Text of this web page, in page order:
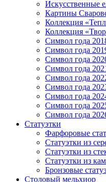
Искусственные
Картины
Коллекция
Коллекция
Символ года
Символ года
Символ года
Символ года
Символ года
Символ года
Символ года
Символ года
Символ года
Статуэтки
Фарфоровые
Статуэтки из
Статуэтки из
Статуэтки из
Бронзовые
Столовый мельхиор